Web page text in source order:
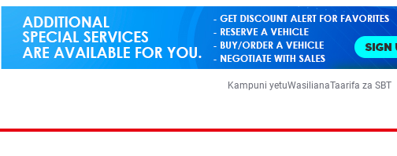
Kampuni yetuWasilianaTaarifa za SBT